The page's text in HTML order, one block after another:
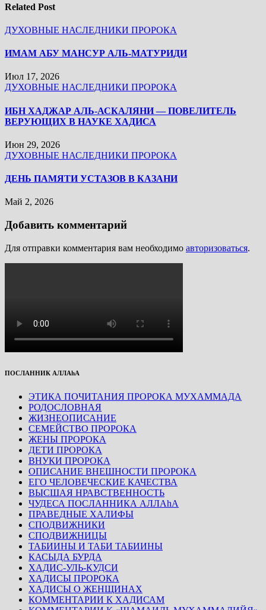
Related Post
ДУХОВНЫЕ НАСЛЕДНИКИ ПРОРОКА
ИМАМ АБУ МАНСУР АЛЬ-МАТУРИДИ
Июл 17, 2026
ДУХОВНЫЕ НАСЛЕДНИКИ ПРОРОКА
ИБН ХАДЖАР АЛЬ-АСКАЛЯНИ — ПОВЕЛИТЕЛЬ
ВЕРУЮЩИХ В НАУКЕ ХАДИСА
Июн 29, 2026
ДУХОВНЫЕ НАСЛЕДНИКИ ПРОРОКА
ДЕНЬ ПАМЯТИ УСТАЗОВ В КАЗАНИ
Май 2, 2026
Добавить комментарий
Для отправки комментария вам необходимо авторизоваться.
ПОСЛАННИК АЛЛАhА
ЭТИКА ПОЧИТАНИЯ ПРОРОКА МУХАММАДА
РОДОСЛОВНАЯ
ЖИЗНЕОПИСАНИЕ
СЕМЕЙСТВО ПРОРОКА
ЖЕНЫ ПРОРОКА
ДЕТИ ПРОРОКА
ВНУКИ ПРОРОКА
ОПИСАНИЕ ВНЕШНОСТИ ПРОРОКА
ЕГО ЧЕЛОВЕЧЕСКИЕ КАЧЕСТВА
ВЫСШАЯ НРАВСТВЕННОСТЬ
ЧУДЕСА ПОСЛАННИКА АЛЛАhА
ПРАВЕДНЫЕ ХАЛИФЫ
СПОДВИЖНИКИ
СПОДВИЖНИЦЫ
ТАБИИНЫ И ТАБИ ТАБИИНЫ
КАСЫДА БУРДА
ХАДИС-УЛЬ-КУДСИ
ХАДИСЫ ПРОРОКА
ХАДИСЫ О ЖЕНЩИНАХ
КОММЕНТАРИИ К ХАДИСАМ